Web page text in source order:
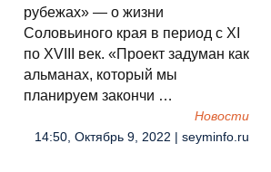
рубежах» — о жизни
Соловьиного края в период с XI
по XVIII век. «Проект задуман как
альманах, который мы
планируем закончи …
Новости
14:50, Октябрь 9, 2022 | seyminfo.ru